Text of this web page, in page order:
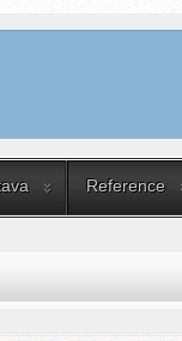
Reference